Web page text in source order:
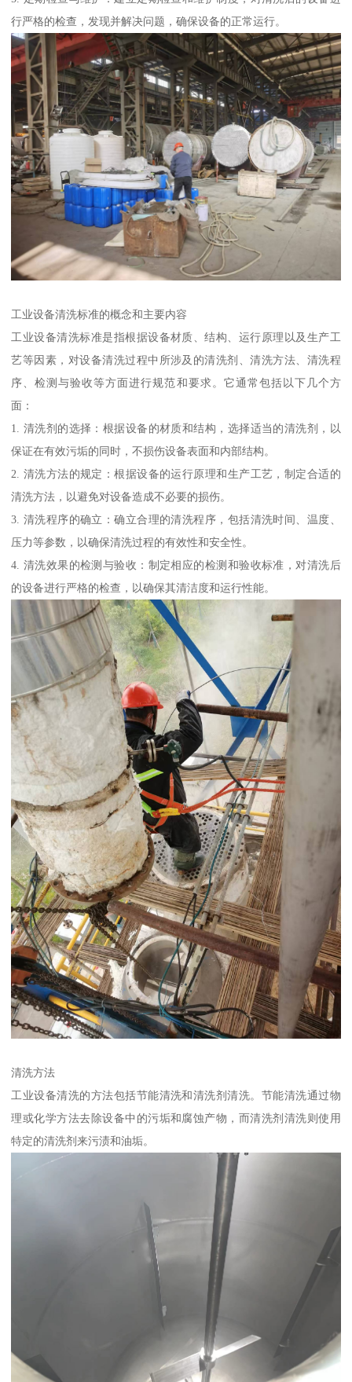
行严格的检查，发现并解决问题，确保设备的正常运行。
工业设备清洗标准的概念和主要内容
工业设备清洗标准是指根据设备材质、结构、运行原理以及生产工
艺等因素，对设备清洗过程中所涉及的清洗剂、清洗方法、清洗程
序、检测与验收等方面进行规范和要求。它通常包括以下几个方
面：
1. 清洗剂的选择：根据设备的材质和结构，选择适当的清洗剂，以
保证在有效污垢的同时，不损伤设备表面和内部结构。
2. 清洗方法的规定：根据设备的运行原理和生产工艺，制定合适的
清洗方法，以避免对设备造成不必要的损伤。
3. 清洗程序的确立：确立合理的清洗程序，包括清洗时间、温度、
压力等参数，以确保清洗过程的有效性和安全性。
4. 清洗效果的检测与验收：制定相应的检测和验收标准，对清洗后
的设备进行严格的检查，以确保其清洁度和运行性能。
清洗方法
工业设备清洗的方法包括节能清洗和清洗剂清洗。节能清洗通过物
理或化学方法去除设备中的污垢和腐蚀产物，而清洗剂清洗则使用
特定的清洗剂来污渍和油垢。